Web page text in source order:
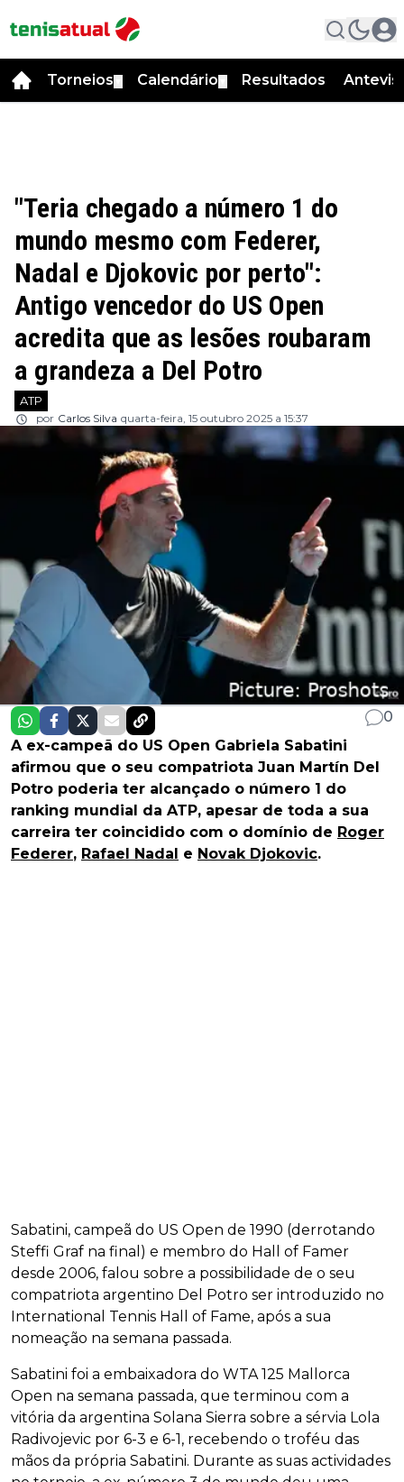
Torneios Calendário Resultados
"Teria chegado a número 1 do
mundo mesmo com Federer,
Nadal e Djokovic por perto":
Antigo vencedor do US Open
acredita que as lesões roubaram
a grandeza a Del Potro
ATP
por Carlos Silva quarta-feira, 15 outubro 2025 a 15:37
0
A ex-campeã do US Open Gabriela Sabatini
afirmou que o seu compatriota Juan Martín Del
Potro poderia ter alcançado o número 1 do
ranking mundial da ATP, apesar de toda a sua
carreira ter coincidido com o domínio de Roger
Federer, Rafael Nadal e Novak Djokovic.
Sabatini, campeã do US Open de 1990 (derrotando
Steffi Graf na final) e membro do Hall of Famer
desde 2006, falou sobre a possibilidade de o seu
compatriota argentino Del Potro ser introduzido no
International Tennis Hall of Fame, após a sua
nomeação na semana passada.
Sabatini foi a embaixadora do WTA 125 Mallorca
Open na semana passada, que terminou com a
vitória da argentina Solana Sierra sobre a sérvia Lola
Radivojevic por 6-3 e 6-1, recebendo o troféu das
mãos da própria Sabatini. Durante as suas actividades